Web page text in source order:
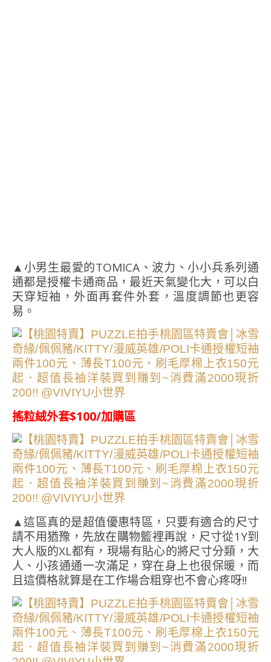
▲小男生最愛的TOMICA、波力、小小兵系列通
通都是授權卡通商品，最近天氣變化大，可以白
天穿短袖，外面再套件外套，溫度調節也更容
易。
搖粒絨外套$100/加購區
▲這區真的是超值優惠特區，只要有適合的尺寸
請不用猶豫，先放在購物籃裡再說，尺寸從1Y到
大人版的XL都有，現場有貼心的將尺寸分類，大
人、小孩通通一次滿足，穿在身上也很保暖，而
且這價格就算是在工作場合粗穿也不會心疼呀!!